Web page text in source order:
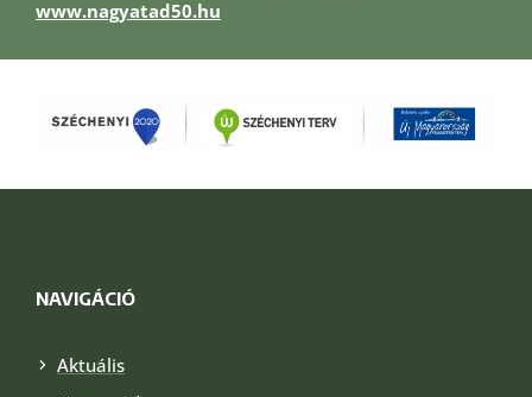
www.nagyatad50.hu
NAVIGÁCIÓ
Aktuális